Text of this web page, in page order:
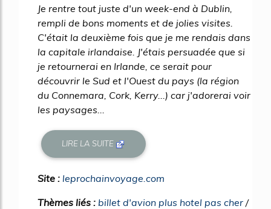
Je rentre tout juste d'un week-end à Dublin,
rempli de bons moments et de jolies visites.
C'était la deuxième fois que je me rendais dans
la capitale irlandaise. J'étais persuadée que si
je retournerai en Irlande, ce serait pour
découvrir le Sud et l'Ouest du pays (la région
du Connemara, Cork, Kerry...) car j'adorerai voir
les paysages...
LIRE LA SUITE
Site : leprochainvoyage.com
Thèmes liés : billet d'avion plus hotel pas cher /